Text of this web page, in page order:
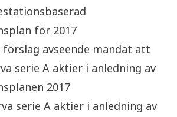
för 2017
förslag avseende mandat att
serie A aktier i anledning av
2017
serie A aktier i anledning av